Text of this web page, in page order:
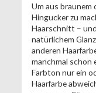
Um aus braunem
Hingucker zu
Haarschnitt –
natürlichem
anderen
manchmal schon
Farbton nur ein
Haarfarbe